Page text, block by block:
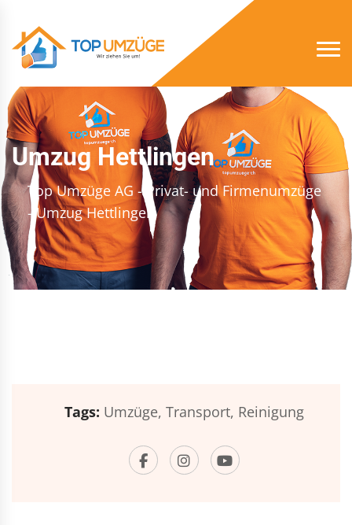
Umzug Hettlingen
Top Umzüge AG - Privat- und Firmenumzüge
- Umzug Hettlingen
Tags: Umzüge, Transport, Reinigung